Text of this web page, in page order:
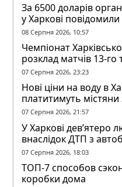
За 6500 доларів
у Харкові
ексзавідувачу
08 Серпня 2026, 10:57
Чемпіонат
розклад матчів 13-го
07 Серпня 2026, 23:23
Нові ціни на воду в
платитимуть
07 Серпня 2026, 21:57
У Харкові дев’ятеро
внаслідок ДТП з
07 Серпня 2026, 18:03
ТОП-7 способов
коробки дома